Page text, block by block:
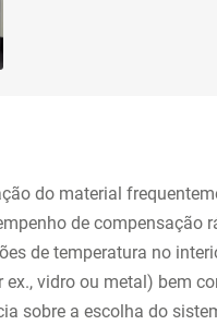
do material
de
de temperatura no
vidro ou metal) bem
sobre a escolha do